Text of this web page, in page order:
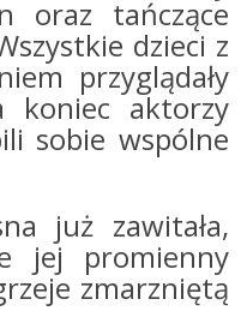
oraz tańczące
dzieci z
przyglądały
koniec aktorzy
sobie wspólne
już zawitała,
jej promienny
zmarzniętą